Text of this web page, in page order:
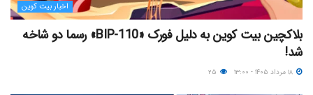
اخبار بیت کوین
بلاکچین بیت کوین به دلیل فورک «BIP-110» رسما دو شاخه
شد!